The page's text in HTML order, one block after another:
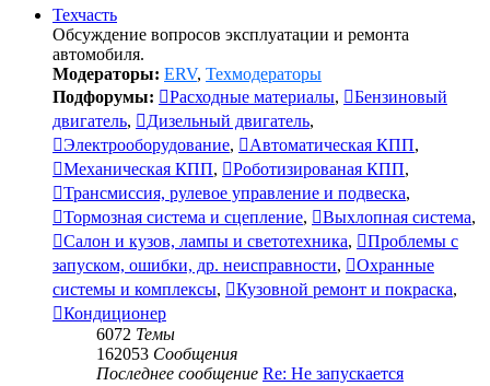
Техчасть
Обсуждение вопросов эксплуатации и ремонта
автомобиля.
Модераторы: ERV, Техмодераторы
Подфорумы:
Расходные материалы,
Бензиновый
двигатель, Дизельный двигатель,
Электрооборудование, Автоматическая КПП,
Механическая КПП, Роботизированая КПП,
Трансмиссия, рулевое управление и подвеска,
Тормозная система и сцепление, Выхлопная система,
Салон и кузов, лампы и светотехника,
Проблемы с
запуском, ошибки, др. неисправности,
Охранные
системы и комплексы, Кузовной ремонт и покраска,
Кондиционер
6072 Темы
162053 Сообщения
Последнее сообщение Re: Не запускается